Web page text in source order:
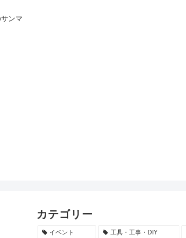
ンマ
カテゴリー
イベント 工具・工事・DIY